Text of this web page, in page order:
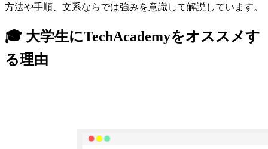
方法や手順、文系ならでは強みを意識して解説しています。
🎓 大学生にTechAcademyをオススメす
る理由